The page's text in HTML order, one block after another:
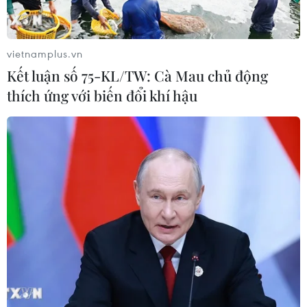
18/07/2026 02:22
Lễ hội Yến sào Khánh Hòa tôn vinh
tinh hoa ẩm thực và giá trị di sản
16/07/2026 13:49
Mang hương vị phở Việt Nam đến với
bạn bè Đức
16/07/2026 01:41
Sự khác biệt của bánh mỳ ở ba miền
Bắc-Trung-Nam khiến du khách
thích thú
vietnamplus.vn
Kết luận số 75-KL/TW: Cà Mau chủ động
thích ứng với biến đổi khí hậu